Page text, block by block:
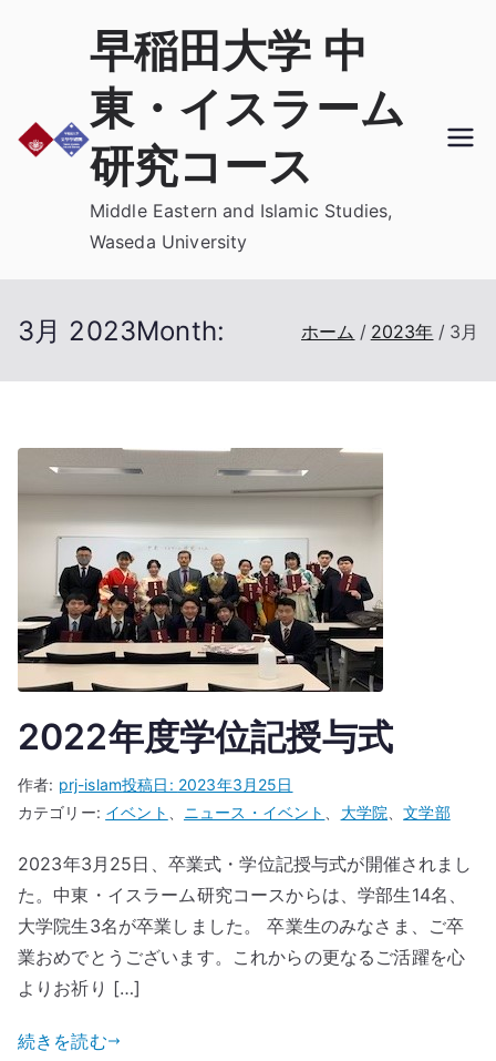
早稲田大学 中
東・イスラーム
研究コース
Middle Eastern and Islamic Studies,
Waseda University
3月 2023Month: ホーム 2023年 3月
2022年度学位記授与式
作者: prj-islam投稿日: 2023年3月25日
カテゴリー: イベント ニュース・イベント 大学院 、文学部
2023年3月25日、卒業式・学位記授与式が開催されまし
た。中東・イスラーム研究コースからは、学部生14名、
大学院生3名が卒業しました。 卒業生のみなさま、ご卒
業おめでとうございます。これからの更なるご活躍を心
よりお祈り […]
続きを読む